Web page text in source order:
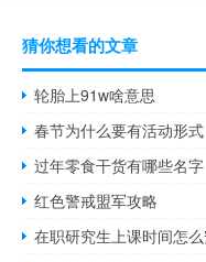
猜你想看的文章
轮胎上91w啥意思
春节为什么要有活动形式
过年零食干货有哪些名字
红色警戒盟军攻略
在职研究生上课时间怎